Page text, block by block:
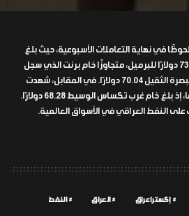
في نهاية التعاملات الأسبوعية، حيث بلغ
سعر خام البصرة المتوسط 73.09 دولارًا للبرميل، متجاوزًا خام برنت الذي سجل
72.16 دولارًا، بينما سجل خام البصرة الثقيل 70.04 دولارًا. في المقابل، شهدت
الأسعار العالمية انخفاضًا طفيفًا، إذ بلغ خام غرب تكساس الوسيط 68.28 دولارًا.
النفط العراقي في الأسواق العالمية.
إكسترا عراق العراق النفط